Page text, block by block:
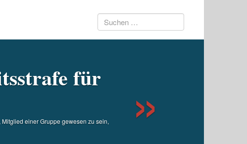
Suchen
für
einer Gruppe gewesen zu sein,